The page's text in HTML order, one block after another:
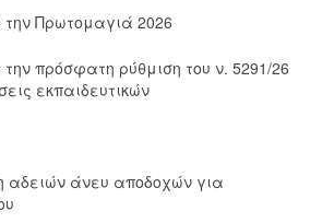
Πρωτομαγιά 2026
πρόσφατη ρύθμιση του ν. 5291/26
εκπαιδευτικών
αδειών άνευ αποδοχών για